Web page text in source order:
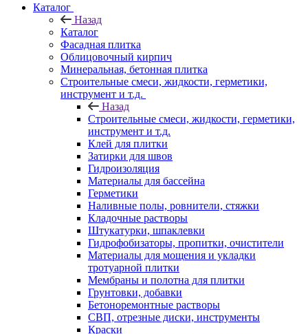
Каталог
Назад
Каталог
Фасадная плитка
Облицовочный кирпич
Минеральная, бетонная плитка
Строительные смеси, жидкости, герметики,
инструмент и т.д.
Назад
Строительные смеси, жидкости, герметики,
инструмент и т.д.
Клей для плитки
Затирки для швов
Гидроизоляция
Материалы для бассейна
Герметики
Наливные полы, ровнители, стяжки
Кладочные растворы
Штукатурки, шпаклевки
Гидрофобизаторы, пропитки, очистители
Материалы для мощения и укладки
тротуарной плитки
Мембраны и полотна для плитки
Грунтовки, добавки
Бетоноремонтные растворы
СВП, отрезные диски, инструменты
Краски